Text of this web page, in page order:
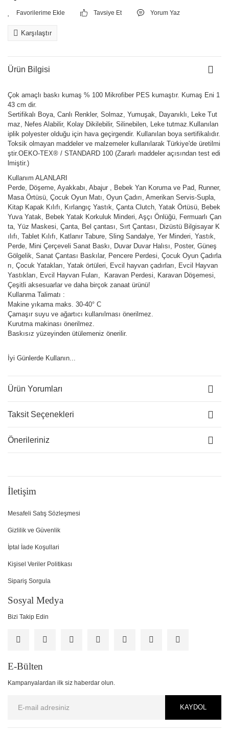
Tavsiye Et Yorum Yaz
Karşılaştır
Ürün Bilgisi
Çok amaçlı baskı kumaş % 100 Mikrofiber PES kumaştır. Kumaş Eni 1
43 cm dir.
Sertifikalı Boya, Canlı Renkler, Solmaz, Yumuşak, Dayanıklı, Leke Tut
maz, Nefes Alabilir, Kolay Dikilebilir, Silinebilen, Leke tutmaz.Kullanılan
iplik polyester olduğu için hava geçirgendir. Kullanılan boya sertifikalıdır.
Toksik olmayan maddeler ve malzemeler kullanılarak Türkiye'de üretilmi
ştir.OEKO-TEX® / STANDARD 100 (Zararlı maddeler açısından test edi
lmiştir.)
Kullanım ALANLARI
Perde, Döşeme, Ayakkabı, Abajur , Bebek Yan Koruma ve Pad, Runner,
Masa Örtüsü, Çocuk Oyun Matı, Oyun Çadırı, Amerikan Servis-Supla,
Kitap Kapak Kılıfı, Kırlangıç Yastık, Çanta Clutch, Yatak Örtüsü, Bebek
Yuva Yatak, Bebek Yatak Korkuluk Minderi, Aşçı Önlüğü, Fermuarlı Çan
ta, Yüz Maskesi, Çanta, Bel çantası, Sırt Çantası, Dizüstü Bilgisayar K
ılıfı, Tablet Kılıfı, Katlanır Tabure, Sling Sandalye, Yer Minderi, Yastık,
Perde, Mini Çerçeveli Sanat Baskı, Duvar Duvar Halısı, Poster, Güneş
Gölgelik, Sanat Çantası Baskılar, Pencere Perdesi, Çocuk Oyun Çadırla
rı, Çocuk Yatakları, Yatak örtüleri, Evcil hayvan çadırları, Evcil Hayvan
Yastıkları, Evcil Hayvan Fuları, Karavan Perdesi, Karavan Döşemesi,
Çeşitli aksesuarlar ve daha birçok zanaat ürünü!
Kullanma Talimatı :
Makine yıkama maks. 30-40° C
Çamaşır suyu ve ağartıcı kullanılması önerilmez.
Kurutma makinası önerilmez.
Baskısız yüzeyinden ütülemeniz önerilir.
İyi Günlerde Kullanın...
Ürün Yorumları
Taksit Seçenekleri
Önerileriniz
İletişim
Mesafeli Satış Sözleşmesi
Gizlilik ve Güvenlik
İptal İade Koşullari
Kişisel Veriler Politikası
Sipariş Sorgula
Sosyal Medya
Bizi Takip Edin
E-Bülten
Kampanyalardan ilk siz haberdar olun.
KAYDOL